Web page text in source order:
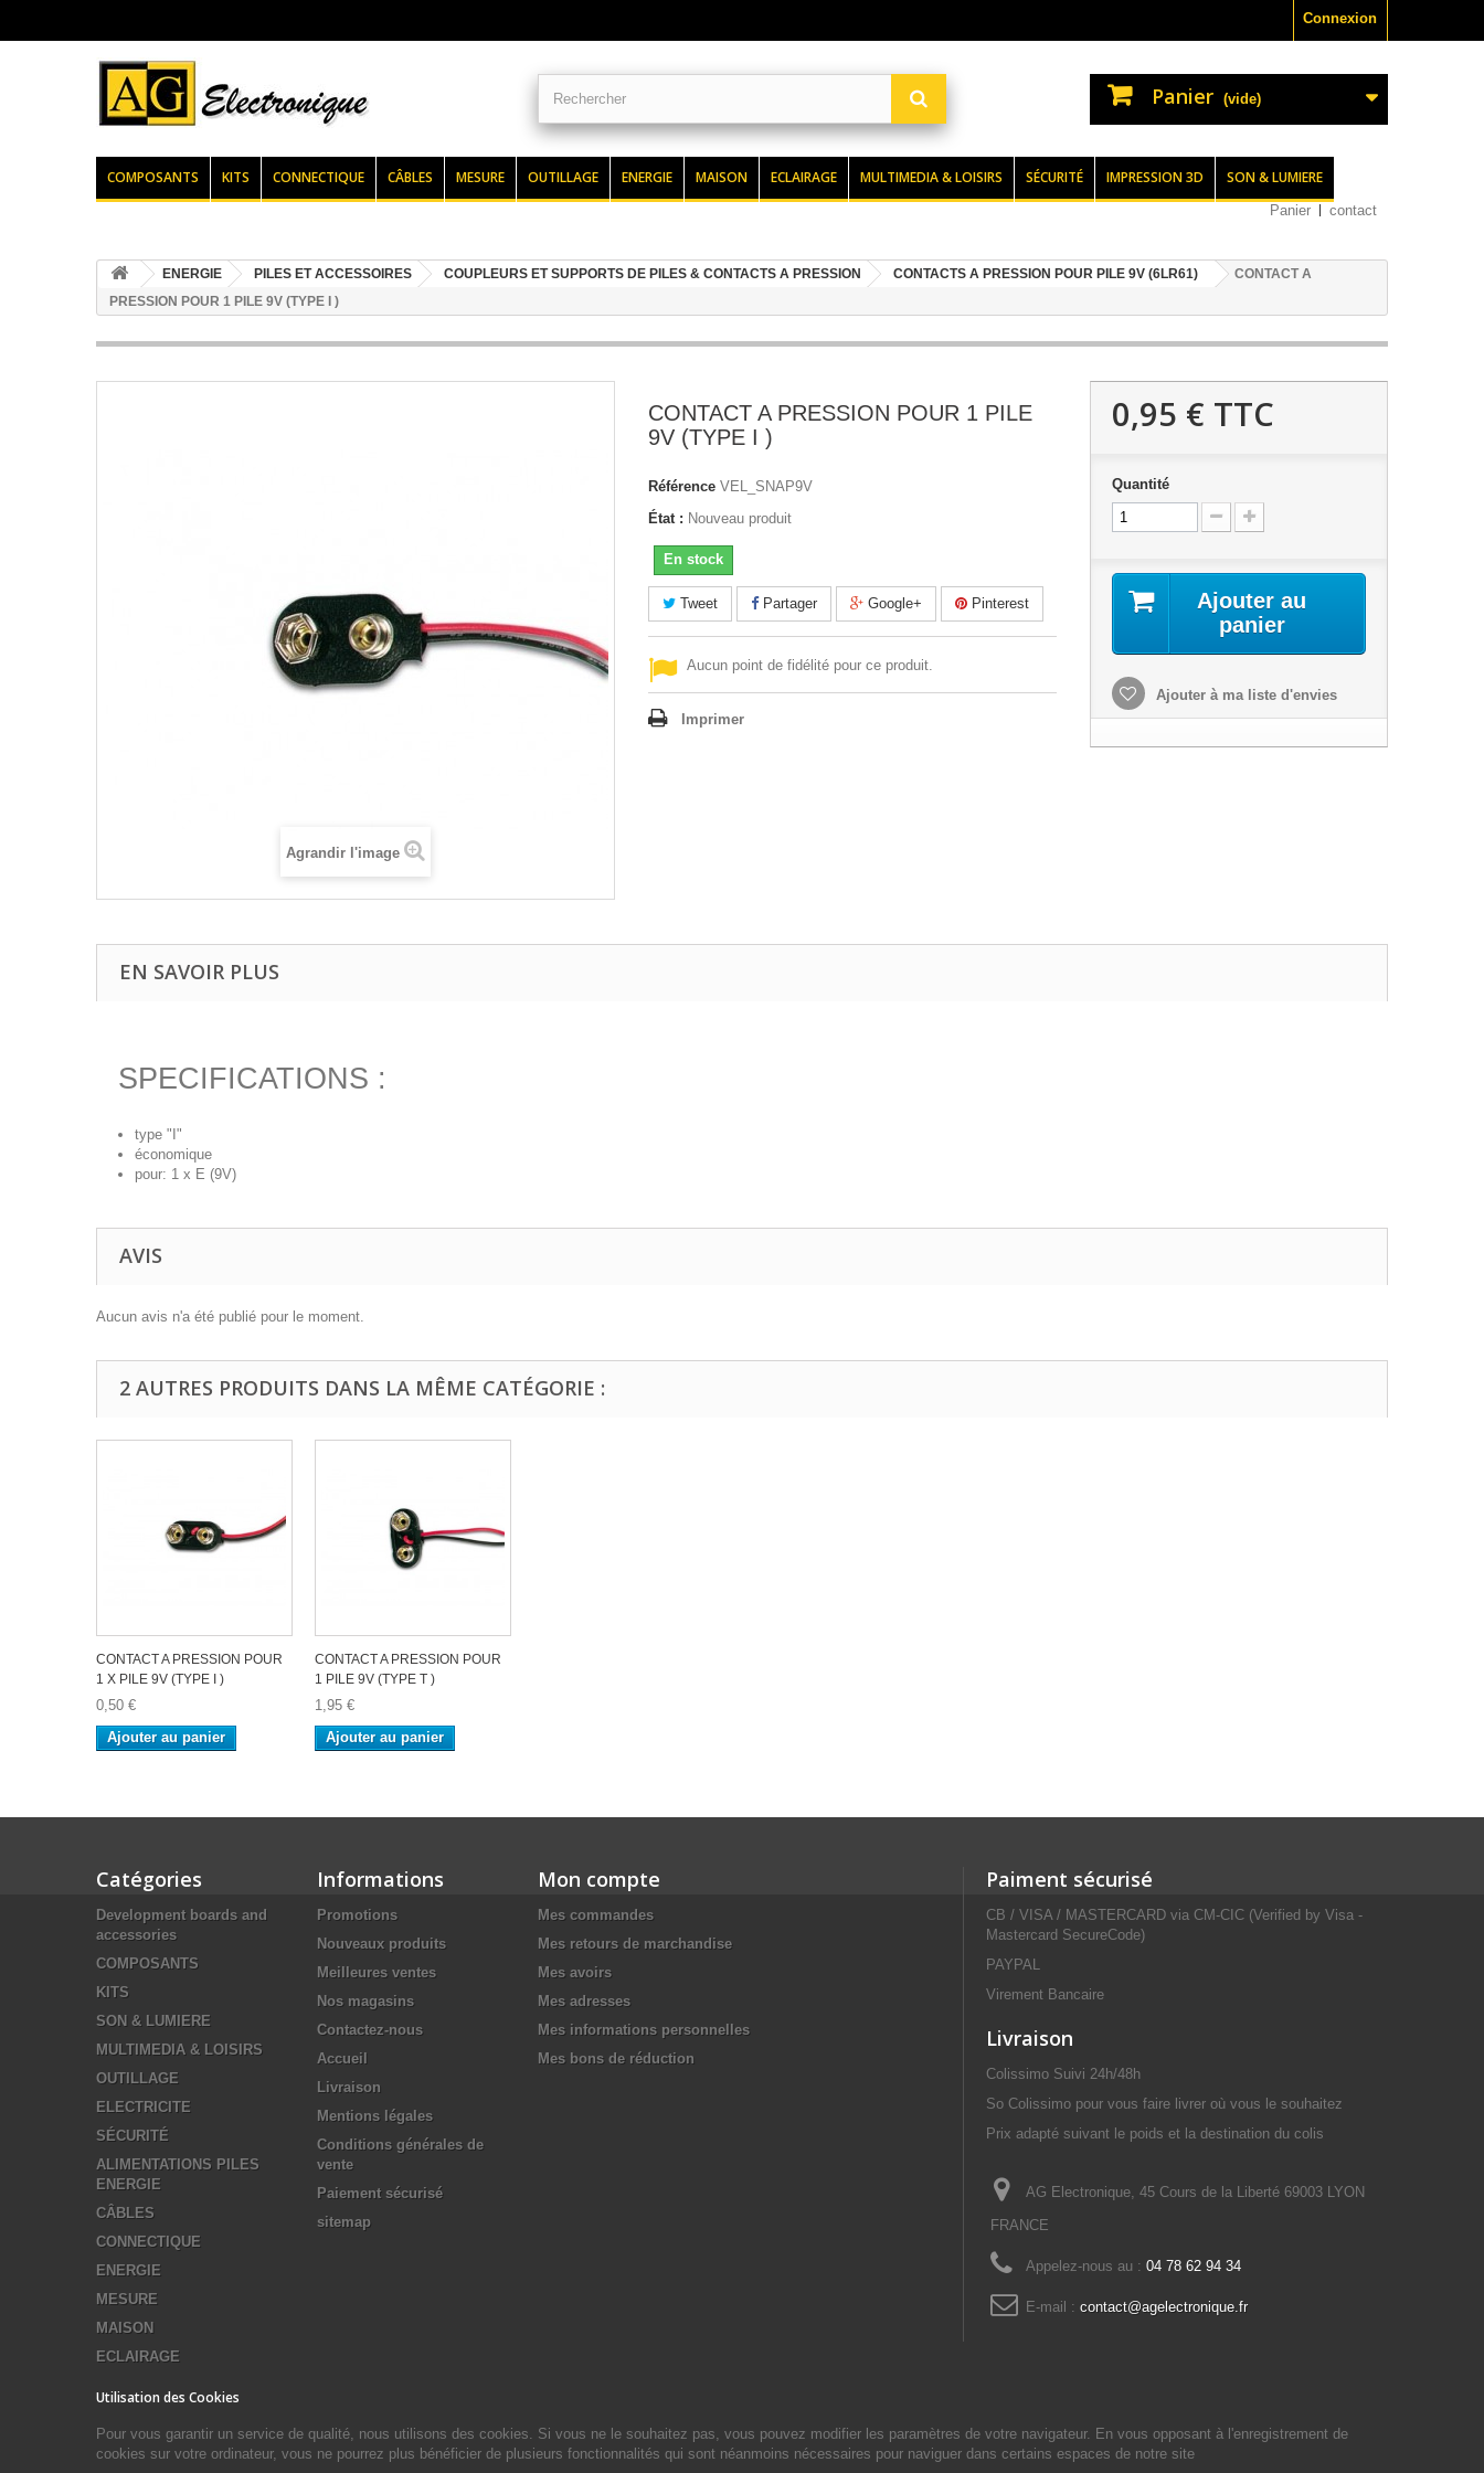
Connexion
Panier (vide)
COMPOSANTS KITS CONNECTIQUE CÂBLES MESURE OUTILLAGE ENERGIE MAISON ECLAIRAGE MULTIMEDIA & LOISIRS SÉCURITÉ IMPRESSION 3D SON & LUMIERE
Panier contact
ENERGIE PILES ET ACCESSOIRES COUPLEURS ET SUPPORTS DE PILES & CONTACTS A PRESSION CONTACTS A PRESSION POUR PILE 9V (6LR61)
CONTACT A
PRESSION POUR 1 PILE 9V (TYPE I )
Agrandir l'image
CONTACT A PRESSION POUR 1 PILE
9V (TYPE I )
Référence VEL_SNAP9V
État : Nouveau produit
En stock
Tweet Partager Google+ Pinterest
Aucun point de fidélité pour ce produit.
Imprimer
0,95 € TTC
Quantité
Ajouter au
panier
Ajouter à ma liste d'envies
EN SAVOIR PLUS
SPECIFICATIONS :
type "I"
économique
pour: 1 x E (9V)
AVIS
Aucun avis n'a été publié pour le moment.
2 AUTRES PRODUITS DANS LA MÊME CATÉGORIE :
CONTACT A PRESSION POUR
1 X PILE 9V (TYPE I )
0,50 €
Ajouter au panier
CONTACT A PRESSION POUR
1 PILE 9V (TYPE T )
1,95 €
Ajouter au panier
Catégories
Development boards and
accessories
COMPOSANTS
KITS
SON & LUMIERE
MULTIMEDIA & LOISIRS
OUTILLAGE
ELECTRICITE
SÉCURITÉ
ALIMENTATIONS PILES
ENERGIE
CÂBLES
CONNECTIQUE
ENERGIE
MESURE
MAISON
ECLAIRAGE
Informations
Promotions
Nouveaux produits
Meilleures ventes
Nos magasins
Contactez-nous
Accueil
Livraison
Mentions légales
Conditions générales de
vente
Paiement sécurisé
sitemap
Mon compte
Mes commandes
Mes retours de marchandise
Mes avoirs
Mes adresses
Mes informations personnelles
Mes bons de réduction
Paiment sécurisé
CB / VISA / MASTERCARD via CM-CIC (Verified by Visa -
Mastercard SecureCode)
PAYPAL
Virement Bancaire
Livraison
Colissimo Suivi 24h/48h
So Colissimo pour vous faire livrer où vous le souhaitez
Prix adapté suivant le poids et la destination du colis
AG Electronique, 45 Cours de la Liberté 69003 LYON
FRANCE
Appelez-nous au : 04 78 62 94 34
E-mail : contact@agelectronique.fr
Utilisation des Cookies
Pour vous garantir un service de qualité, nous utilisons des cookies. Si vous ne le souhaitez pas, vous pouvez modifier les paramètres de votre navigateur. En vous opposant à l'enregistrement de
cookies sur votre ordinateur, vous ne pourrez plus bénéficier de plusieurs fonctionnalités qui sont néanmoins nécessaires pour naviguer dans certains espaces de notre site